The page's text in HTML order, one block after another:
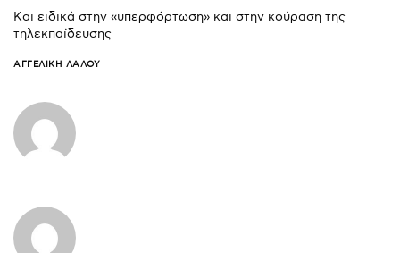
Και ειδικά στην «υπερφόρτωση» και στην κούραση της
τηλεκπαίδευσης
ΑΓΓΕΛΙΚΉ ΛΆΛΟΥ